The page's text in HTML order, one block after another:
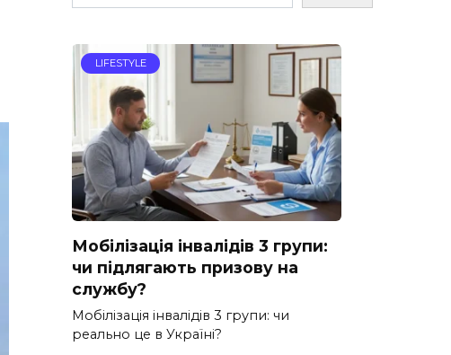
LIFESTYLE
Мобілізація інвалідів 3 групи:
чи підлягають призову на
службу?
Мобілізація інвалідів 3 групи: чи
реально це в Україні?